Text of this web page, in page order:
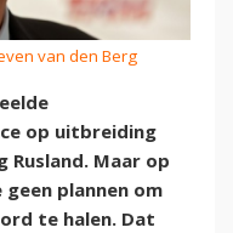
van den Berg
op uitbreiding
Maar op
plannen om
te halen. Dat